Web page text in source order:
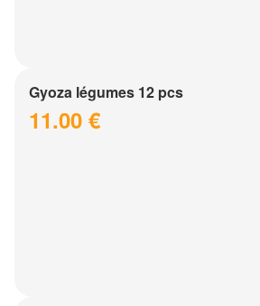
Gyoza légumes 12 pcs
11.00 €